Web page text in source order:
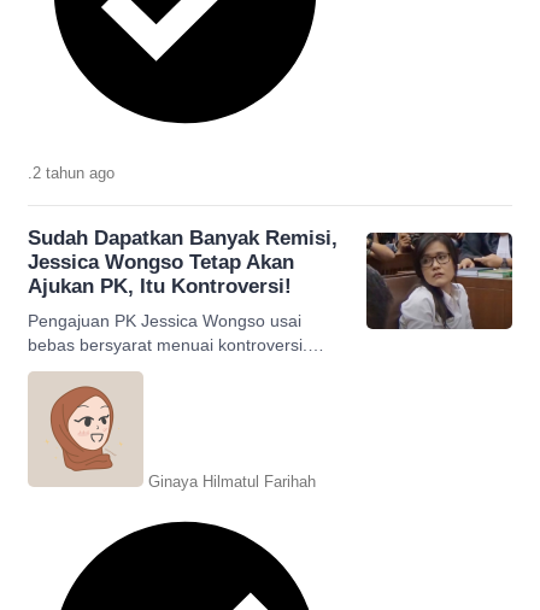
2 tahun ago
Sudah Dapatkan Banyak Remisi,
Jessica Wongso Tetap Akan
Ajukan PK, Itu Kontroversi!
Pengajuan PK Jessica Wongso usai
bebas bersyarat menuai kontroversi.
Bisa jadi tidak berhasil? Ikuti
selengkapnya!
Ginaya Hilmatul Farihah